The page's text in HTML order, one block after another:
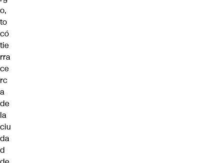
o,
to
có
tie
rra
ce
rc
a
de
la
ciu
da
d